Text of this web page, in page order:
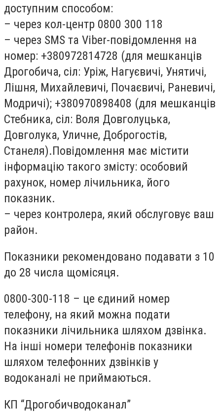
доступним способом:
– через кол-центр 0800 300 118
– через SMS та Viber-повідомлення на
номер: +380972814728 (для мешканців
Дрогобича, сіл: Уріж, Нагуєвичі, Унятичі,
Лішня, Михайлевичі, Почаєвичі, Раневичі,
Модричі); +380970898408 (для мешканців
Стебника, сіл: Воля Довголуцька,
Довголука, Уличне, Доброгостів,
Станеля).Повідомлення має містити
інформацію такого змісту: особовий
рахунок, номер лічильника, його
показник.
– через контролера, який обслуговує ваш
район.
Показники рекомендовано подавати з 10
до 28 числа щомісяця.
0800-300-118 – це єдиний номер
телефону, на який можна подати
показники лічильника шляхом дзвінка.
На інші номери телефонів показники
шляхом телефонних дзвінків у
водоканалі не приймаються.
КП “Дрогобичводоканал”